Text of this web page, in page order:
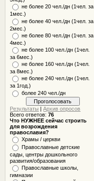
не более 20 чел./дн (1чел. за
1мес.)
не более 40 чел./дн (1чел. за
2мес.)
не более 80 чел./дн (1чел. за
4мес.)
не более 100 чел./дн (1чел.
за 6мес.)
не более 160 чел./дн (1чел.
за 8мес.)
не более 240 чел./дн (1чел.
за 1год.)
более 240 чел./дн
Результаты |Архив опросов
Всего ответов:76
Что НУЖНЕЕ сейчас строить
для возрождения
православия?
Храмы / церкви
Православные детские
сады, центры дошкольного
развития/образования
Православные школы,
гимназии